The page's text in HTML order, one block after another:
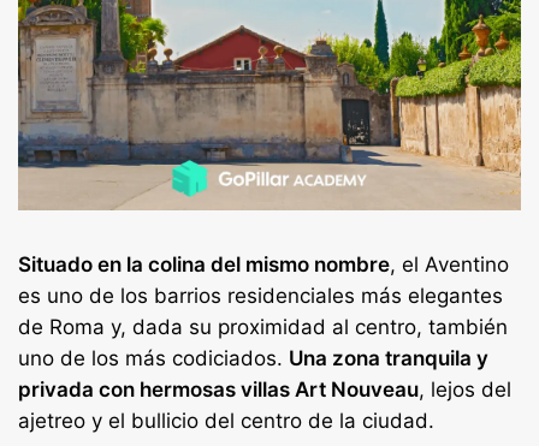
Situado en la colina del mismo nombre, el Aventino
es uno de los barrios residenciales más elegantes
de Roma y, dada su proximidad al centro, también
uno de los más codiciados. Una zona tranquila y
privada con hermosas villas Art Nouveau, lejos del
ajetreo y el bullicio del centro de la ciudad.